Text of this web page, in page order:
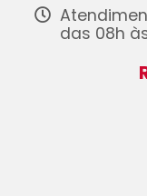
das 08h